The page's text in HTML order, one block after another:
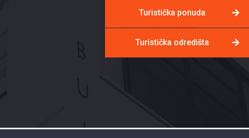
Turistička ponuda
Turistička odredišta